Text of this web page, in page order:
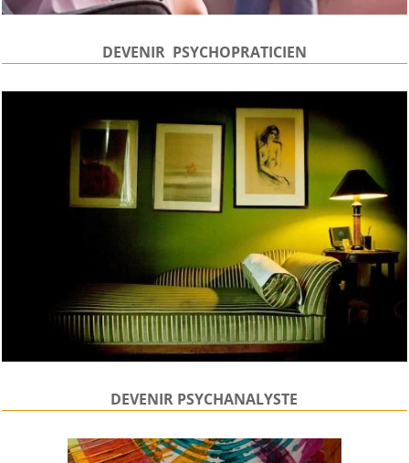
DEVENIR PSYCHOPRATICIEN
DEVENIR PSYCHANALYSTE